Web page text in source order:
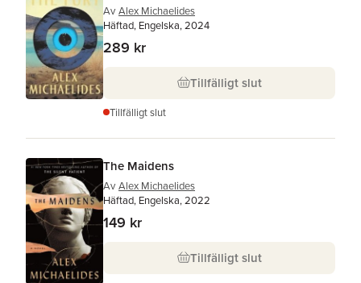
Av Alex Michaelides
Häftad, Engelska, 2024
289 kr
Tillfälligt slut
Tillfälligt slut
The Maidens
Av Alex Michaelides
Häftad, Engelska, 2022
149 kr
Tillfälligt slut